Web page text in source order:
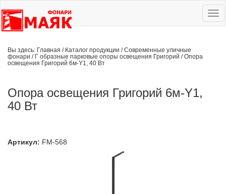
Вы здесь: Главная / Каталог продукции /Современные уличные
фонари / Г образные парковые опоры освещения Григорий /Опора
освещения Григорий 6м-Y1, 40 Вт
Опора освещения Григорий 6м-Y1,
40 Вт
Артикул: FM-568